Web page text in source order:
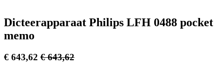
Dicteerapparaat Philips LFH 0488 pocket
memo
€ 643,62 €643,62